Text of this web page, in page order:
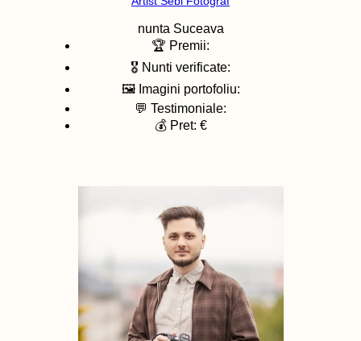
nunta Suceava
🏆 Premii:
🎖️ Nunti verificate:
🖼️ Imagini portofoliu:
💬 Testimoniale:
💰 Pret: €